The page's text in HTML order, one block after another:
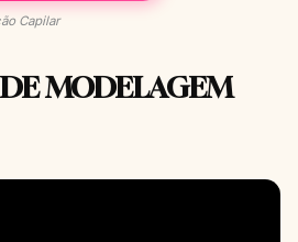
Capilar
MODELAGEM